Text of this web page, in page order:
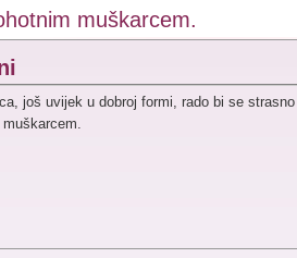
muškarcem.
još uvijek u dobroj formi, rado bi se